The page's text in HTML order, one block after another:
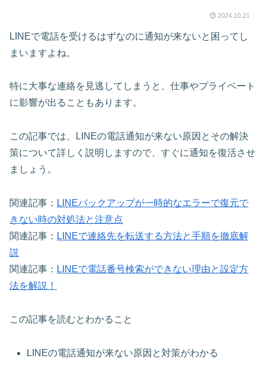
2024.10.21
LINEで電話を受けるはずなのに通知が来ないと困ってし
まいますよね。
特に大事な連絡を見逃してしまうと、仕事やプライベート
に影響が出ることもあります。
この記事では、LINEの電話通知が来ない原因とその解決
策について詳しく説明しますので、すぐに通知を復活させ
ましょう。
関連記事： LINEバックアップが一時的なエラーで復元で
きない時の対処法と注意点
関連記事： LINEで連絡先を転送する方法と手順を徹底解
説
関連記事： LINEで電話番号検索ができない理由と設定方
法を解説！
この記事を読むとわかること
LINEの電話通知が来ない原因と対策がわかる